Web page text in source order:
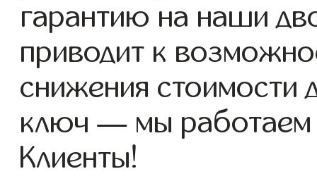
гарантию на наши
приводит к
снижения стоимости
ключ — мы
Клиенты!